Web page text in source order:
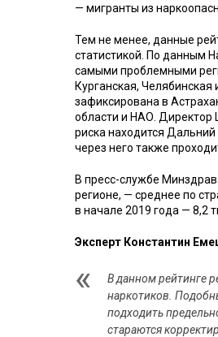
— мигранты из
Тем не менее, данные
статистикой. По данным
самыми проблемными
Курганская,
зафиксирована в
области и НАО. Директор
риска находится Дальний
через него также
В пресс-службе
регионе, — среднее по
в начале 2019 года — 8,2
Эксперт Константин
В данном рейтинге
наркотиков.
подходить
стараются